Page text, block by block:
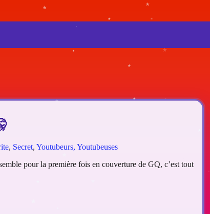
, Secret, Youtubeurs, Youtubeuses
pour la première fois en couverture de GQ, c’est tout